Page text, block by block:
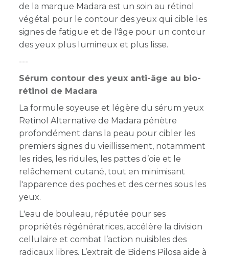
de la marque Madara est un soin au rétinol
végétal pour le contour des yeux qui cible les
signes de fatigue et de l'âge pour un contour
des yeux plus lumineux et plus lisse.
---
Sérum contour des yeux anti-âge au bio-
rétinol de Madara
La formule soyeuse et légère du sérum yeux
Retinol Alternative de Madara pénètre
profondément dans la peau pour cibler les
premiers signes du vieillissement, notamment
les rides, les ridules, les pattes d’oie et le
relâchement cutané, tout en minimisant
l'apparence des poches et des cernes sous les
yeux.
L'eau de bouleau, réputée pour ses
propriétés régénératrices, accélère la division
cellulaire et combat l’action nuisibles des
radicaux libres. L’extrait de Bidens Pilosa aide à